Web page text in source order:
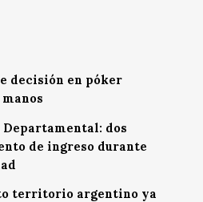
decisión en póker
dos
de ingreso durante
territorio argentino ya